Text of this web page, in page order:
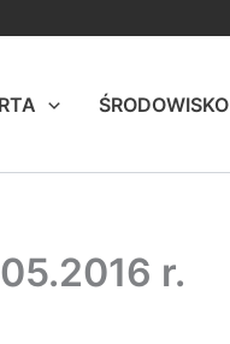
ŚRODOWISKO
r.